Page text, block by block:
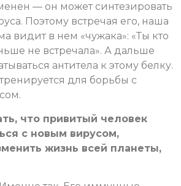
— он может синтезировать
Поэтому встречая его, наша
видит в нем «чужака»: «Ты кто
не встречала». А дальше
антитела к этому белку.
для борьбы с
что привитый человек
с новым вирусом,
жизнь всей планеты,